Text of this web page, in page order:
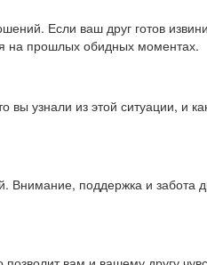
Если ваш друг готов
на прошлых обидных моментах.
узнали из этой ситуации, и
поддержка и забота